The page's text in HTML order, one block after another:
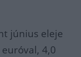
június eleje
4,0